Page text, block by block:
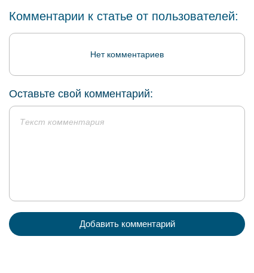
Комментарии к статье от пользователей:
Нет комментариев
Оставьте свой комментарий:
Добавить комментарий